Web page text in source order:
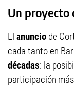
Un proyecto
El anuncio de
cada tanto en
décadas: la
participación